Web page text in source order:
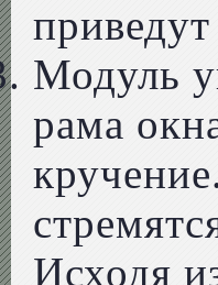
Модуль
рама
Исходя